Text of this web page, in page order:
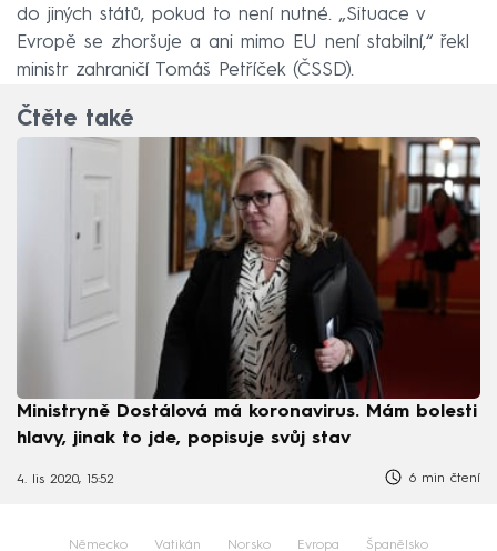
do jiných států, pokud to není nutné. „Situace v
Evropě se zhoršuje a ani mimo EU není stabilní,“ řekl
ministr zahraničí Tomáš Petříček (ČSSD).
Čtěte také
Ministryně Dostálová má koronavirus. Mám bolesti
hlavy, jinak to jde, popisuje svůj stav
4. lis 2020, 15:52 6 min čtení
Německo Vatikán Norsko Evropa Španělsko